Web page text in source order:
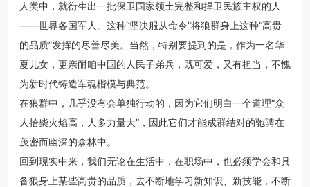
人类中，就衍生出一批保卫国家领土完整和捍卫民族主权的人
——世界各国军人。这种“坚决服从命令”将狼群身上这种“高贵
的品质”发挥的尽善尽美。当然，特别要提到的是，作为一名华
夏儿女，更亲耐咱中国的人民子弟兵，既可爱，又有担当，不愧
为新时代铸造军魂楷模与典范。
在狼群中，几乎没有会单独行动的，因为它们明白一个道理“众
人拾柴火焰高，人多力量大”，因此它们才能成群结对的驰骋在
茂密而幽深的森林中。
回到现实中来，我们无论在生活中，在职场中，也必须学会和具
备狼身上某些高贵的品质，去不断地学习新知识、新技能，不断